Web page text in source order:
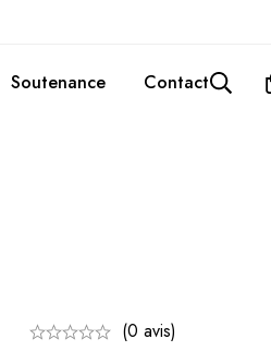
Soutenance Contact
(0 avis)